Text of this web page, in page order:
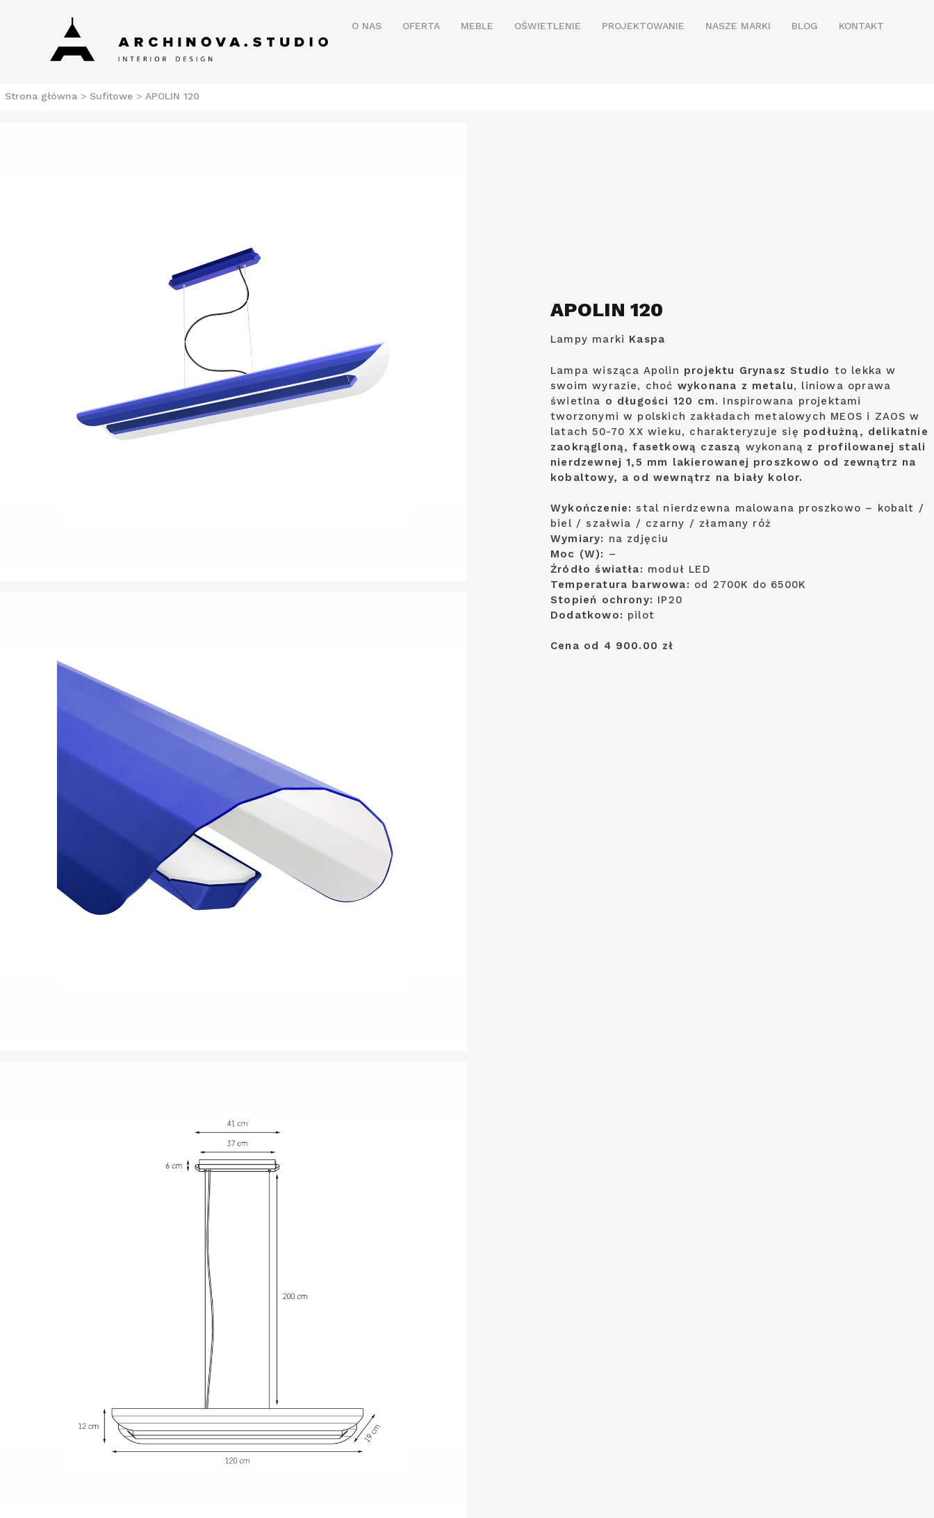
Archinova Studio
Salon meblowy Szczecin. Meble nowoczesne. O NAS OFERTA MEBLE OŚWIETLENIE PROJEKTOWANIE NASZE MARKI BLOG KONTAKT
Strona główna > Sufitowe > APOLIN 120
APOLIN 120
Lampy marki Kaspa
Lampa wisząca Apolin projektu Grynasz Studio to lekka w
swoim wyrazie, choć wykonana z metalu, liniowa oprawa
świetlna o długości 120 cm. Inspirowana projektami
tworzonymi w polskich zakładach metalowych MEOS i ZAOS w
latach 50-70 XX wieku, charakteryzuje się podłużną, delikatnie
zaokrągloną, fasetkową czaszą wykonaną z profilowanej stali
nierdzewnej 1,5 mm lakierowanej proszkowo od zewnątrz na
kobaltowy, a od wewnątrz na biały kolor.
Wykończenie: stal nierdzewna malowana proszkowo – kobalt /
biel / szałwia / czarny / złamany róż
Wymiary: na zdjęciu
Moc (W): –
Źródło światła: moduł LED
Temperatura barwowa: od 2700K do 6500K
Stopień ochrony: IP20
Dodatkowo: pilot
Cena od 4 900.00 zł